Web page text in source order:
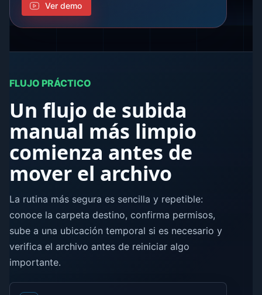
Ver demo
FLUJO PRÁCTICO
Un flujo de subida
manual más limpio
comienza antes de
mover el archivo
La rutina más segura es sencilla y repetible:
conoce la carpeta destino, confirma permisos,
sube a una ubicación temporal si es necesario y
verifica el archivo antes de reiniciar algo
importante.